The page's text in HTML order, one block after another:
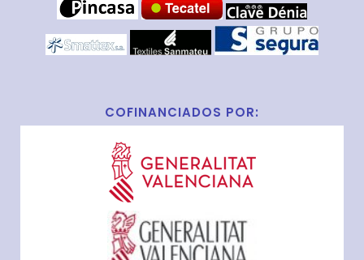
COFINANCIADOS POR: